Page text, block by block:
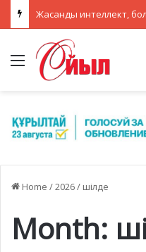
Menu
Home /2026/ шілде
Month: